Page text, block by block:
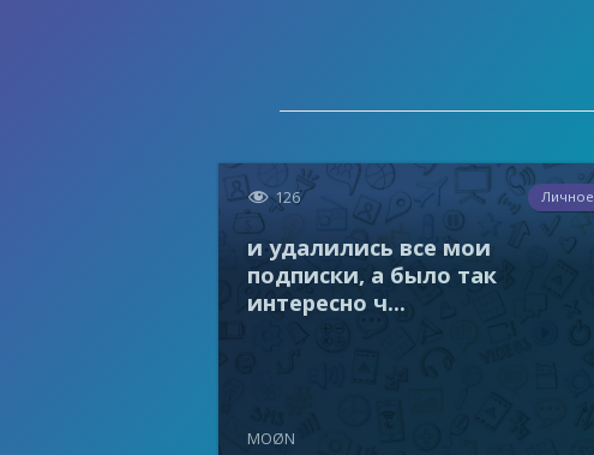
 126 Личное
и удалились все мои
подписки, а было так
интересно ч...
MOØN